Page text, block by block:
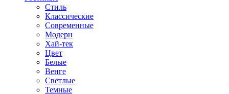
Стиль
Классические
Современные
Модерн
Хай-тек
Цвет
Белые
Венге
Светлые
Темные